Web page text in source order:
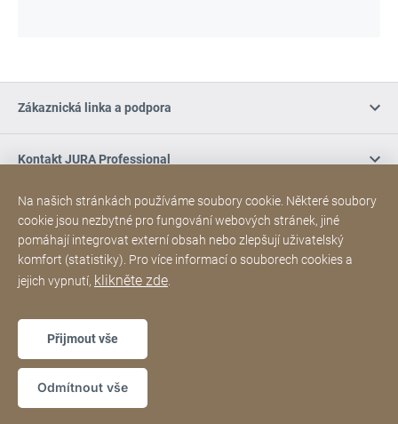
Zákaznická linka a podpora
Kontakt JURA Professional
Nákup online / Podmínky
Sociální média
Webová
stránka
[Website
information]
Poděkování
Na našich stránkách používáme soubory cookie. Některé soubory
cookie jsou nezbytné pro fungování webových stránek, jiné
pomáhají integrovat externí obsah nebo zlepšují uživatelský
komfort (statistiky). Pro více informací o souborech cookies a
jejich vypnutí, klikněte zde
Přijmout vše
Odmítnout vše